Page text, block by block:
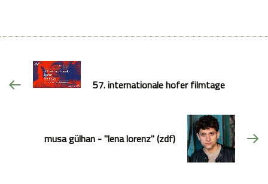
57. internationale hofer filmtage
musa gülhan - "lena lorenz" (zdf)